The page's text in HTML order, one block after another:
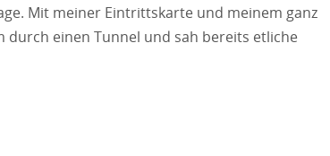
Mit meiner Eintrittskarte und meinem ganz
durch einen Tunnel und sah bereits etliche